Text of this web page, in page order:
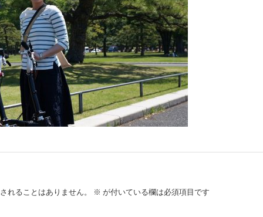
れることはありません。 ※ が付いている欄は必須項目です